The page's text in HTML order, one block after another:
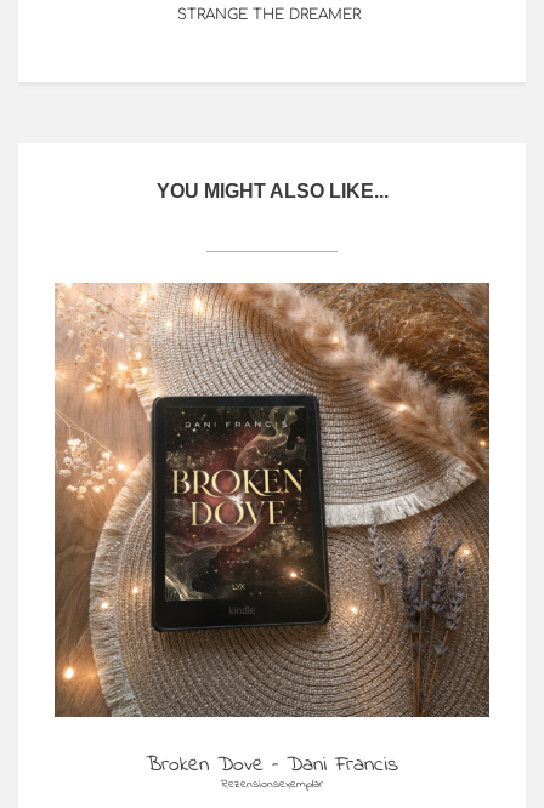
STRANGE THE DREAMER
YOU MIGHT ALSO LIKE...
Broken Dove – Dani Francis
Rezensionsexemplar